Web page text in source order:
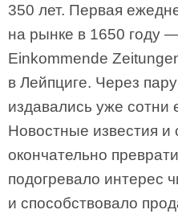
350 лет. Первая
на рынке в 1650 году
Einkommende
в Лейпциге. Через
издавались уже сотни
Новостные известия
окончательно
подогревало интерес
и способствовало